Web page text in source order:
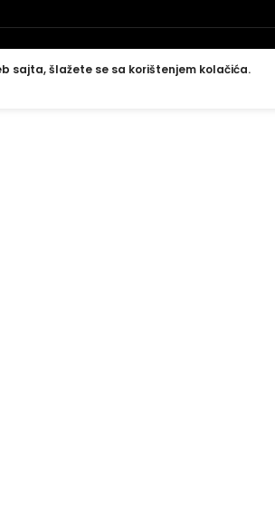
sajta, šlažete se sa korištenjem kolačića.